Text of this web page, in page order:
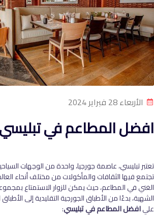
الأربعاء 28 فبراير 2024
افضل المطاعم في تبليسي
تعتبر تبليسي، عاصمة جورجيا، واحدة من الوجهات
تجتمع فيها الثقافات والمأكولات من مختلف أنحاء
الغني في المطاعم، حيث يمكن للزوار الاستمتاع
الشهية، بدءًا من الأطباق الجورجية التقليدية إلى
عليافضل المطاعم في تبليسي: